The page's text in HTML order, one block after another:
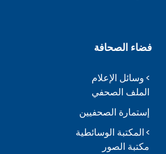
فضاء الصحافة
وسائل الإعلام
الملف الصحفي
إستمارة الصحفيين
المكتبة الوسائطية
مكتبة الصور